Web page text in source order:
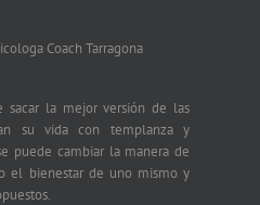
sacar la mejor versión de las
su vida con templanza y
puede cambiar la manera de
el bienestar de uno mismo y